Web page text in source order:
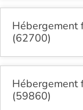
Hébergement
(62700)
Hébergement
(59860)